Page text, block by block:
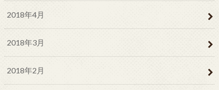
2018年4月
2018年3月
2018年2月